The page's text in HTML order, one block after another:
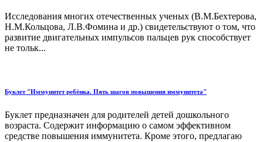
Исследования многих отечественных ученых (В.М.Бехтерова,
Н.М.Кольцова, Л.В.Фомина и др.) свидетельствуют о том, что
развитие двигательных импульсов пальцев рук способствует
не тольк...
Буклет "Иммунитет ребёнка. Пять шагов повышения иммунитета"
Буклет предназначен для родителей детей дошкольного
возраста. Содержит информацию о самом эффективном
средстве повышения иммунитета. Кроме этого, предлагаю